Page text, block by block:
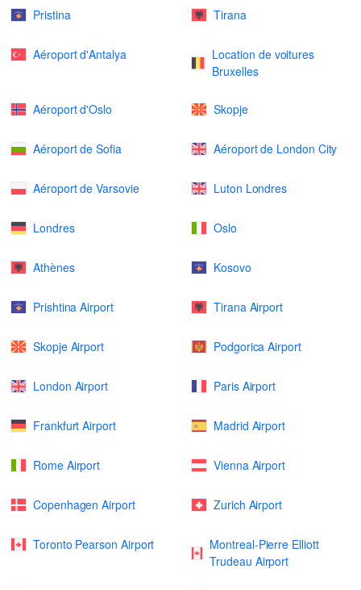
Pristina Tirana
Aéroport d'Antalya
Location de voitures
Bruxelles
Aéroport d'Oslo Skopje
Aéroport de Sofia Aéroport de London City
Aéroport de Varsovie Luton Londres
Londres Oslo
Athènes Kosovo
Prishtina Airport Tirana Airport
Skopje Airport Podgorica Airport
London Airport Paris Airport
Frankfurt Airport Madrid Airport
Rome Airport Vienna Airport
Copenhagen Airport Zurich Airport
Toronto Pearson Airport
Montreal-Pierre Elliott
Trudeau Airport